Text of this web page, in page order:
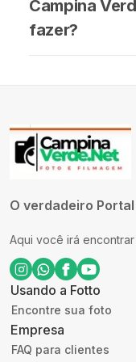
Campina
fazer?
O verdadeiro
Aqui você irá
Usando a Fotto
Encontre sua foto
Empresa
FAQ para clientes